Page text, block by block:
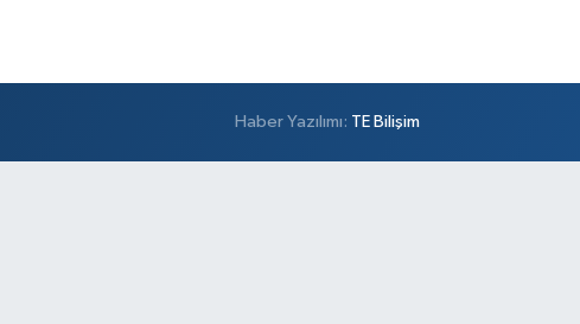
Haber Yazılımı: TE Bilişim